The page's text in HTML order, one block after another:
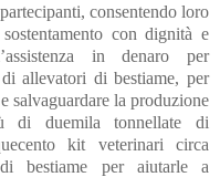
consentendo loro
con dignità e
in denaro per
allevatori di bestiame, per
salvaguardare la produzione
di duemila tonnellate di
kit veterinari circa
bestiame per aiutarle a